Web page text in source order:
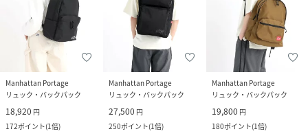
Manhattan Portage
リュック・バックパック
18,920 円
172ポイント(1倍)
Manhattan Portage
リュック・バックパック
27,500 円
250ポイント(1倍)
Manhattan Portage
リュック・バックパック
19,800 円
180ポイント(1倍)